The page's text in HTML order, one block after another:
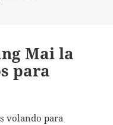
Mai. Vídeo y algunas fotos.
Mai la
para
volando para